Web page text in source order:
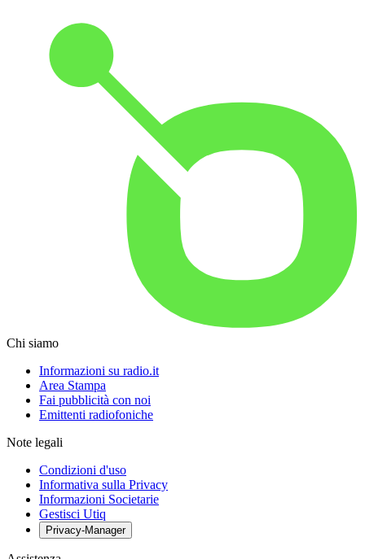
Chi siamo
Informazioni su radio.it
Area Stampa
Fai pubblicità con noi
Emittenti radiofoniche
Note legali
Condizioni d'uso
Informativa sulla Privacy
Informazioni Societarie
Gestisci Utiq
Privacy-Manager